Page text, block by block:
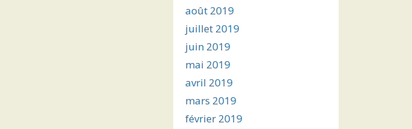
août 2019
juillet 2019
juin 2019
mai 2019
avril 2019
mars 2019
février 2019